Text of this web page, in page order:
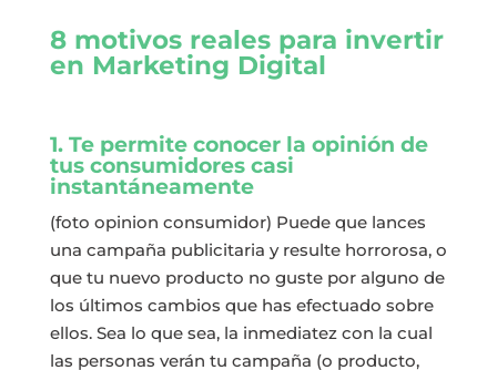
8 motivos reales para invertir
en Marketing Digital
1. Te permite conocer la opinión de
tus consumidores casi
instantáneamente
(foto opinion consumidor) Puede que lances
una campaña publicitaria y resulte horrorosa, o
que tu nuevo producto no guste por alguno de
los últimos cambios que has efectuado sobre
ellos. Sea lo que sea, la inmediatez con la cual
las personas verán tu campaña (o producto,